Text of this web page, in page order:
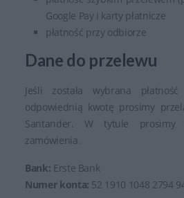
Google Pay i karty płatnicze
płatność przy odbiorze
Dane do przelewu
Jeśli została wybrana
odpowiednią kwotę prosimy
Santander. W tytule
zamówienia.
Bank: Erste Bank
Numer konta: 52 1910 1048 2794